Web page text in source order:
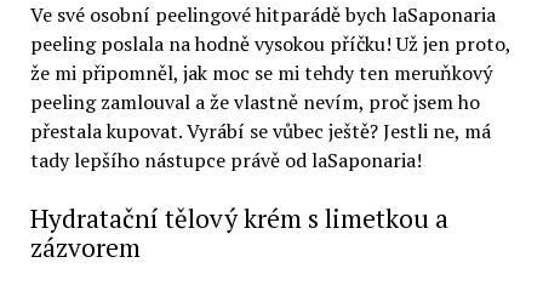
Ve své osobní peelingové hitparádě bych laSaponaria
peeling poslala na hodně vysokou příčku! Už jen proto,
že mi připomněl, jak moc se mi tehdy ten meruňkový
peeling zamlouval a že vlastně nevím, proč jsem ho
přestala kupovat. Vyrábí se vůbec ještě? Jestli ne, má
tady lepšího nástupce právě od laSaponaria!
Hydratační tělový krém s limetkou a
zázvorem